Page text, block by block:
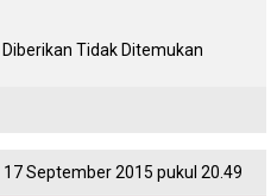
Tidak Ditemukan
17 September 2015 pukul 20.49